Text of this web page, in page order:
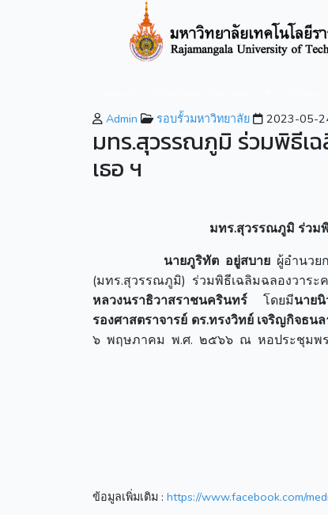
Admin รอบรั้วมหาวิทยาลัย 2023-05-
มทร.สุวรรณภูมิ ร่วมพิธีเ
เธอ ฯ
มทร.สุวรรณภูมิ ร่วมพิ
นายภูริทัต อยู่สบาย ผู้อำนวย
(มทร.สุวรรณภูมิ) ร่วมพิธีเฉลิมฉลองวาร
หลวงนราธิวาสราชนครินทร์ โดยมีนาย
รองศาสตราจารย์ ดร.ทรงวิทย์ เจริญกิจธน
๖ พฤษภาคม พ.ศ. ๒๕๖๖ ณ หอประชุมพร
ข้อมูลเพิ่มเติม : https://www.facebook.com/